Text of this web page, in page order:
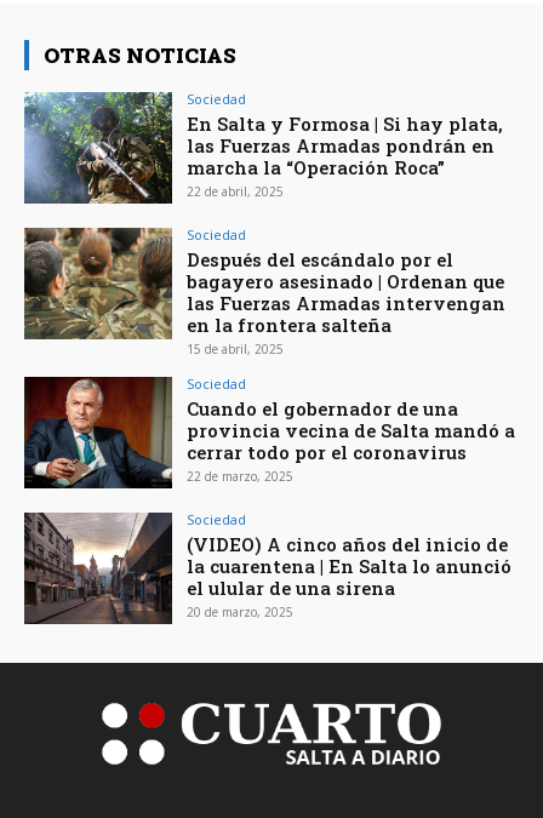
OTRAS NOTICIAS
Sociedad
En Salta y Formosa | Si hay plata,
las Fuerzas Armadas pondrán en
marcha la “Operación Roca”
22 de abril, 2025
Sociedad
Después del escándalo por el
bagayero asesinado | Ordenan que
las Fuerzas Armadas intervengan
en la frontera salteña
15 de abril, 2025
Sociedad
Cuando el gobernador de una
provincia vecina de Salta mandó a
cerrar todo por el coronavirus
22 de marzo, 2025
Sociedad
(VIDEO) A cinco años del inicio de
la cuarentena | En Salta lo anunció
el ulular de una sirena
20 de marzo, 2025